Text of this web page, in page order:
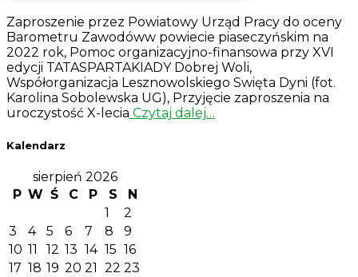
Zaproszenie przez Powiatowy Urząd Pracy do oceny
Barometru Zawodóww powiecie piaseczyńskim na
2022 rok, Pomoc organizacyjno-finansowa przy XVI
edycji TATASPARTAKIADY Dobrej Woli,
Współorganizacja Lesznowolskiego Swięta Dyni (fot.
Karolina Sobolewska UG), Przyjęcie zaproszenia na
uroczystość X-lecia Czytaj dalej…
Kalendarz
sierpień 2026
P W Ś C P S
N
1
2
3
4 5 6 7 8
9
10 11 12 13 14 15 16
17 18 19 20 21 22 23